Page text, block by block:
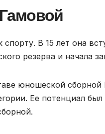
В 15 лет она
резерва и начала
юношеской сборной
Ее потенциал